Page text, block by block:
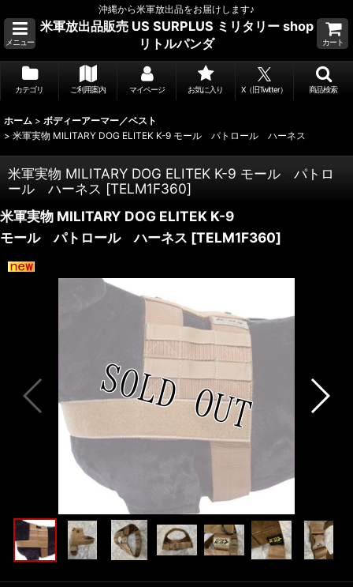
沖縄から米軍放出品をお届けします♪
メニュー
米軍放出品販売 US SURPLUS ミリタリー shop
リトルパンダ
カート
カテゴリ ご利用案内 マイページ お気に入り X（旧Twitter） 商品検索
ホーム > ボディーアーマー／ベスト
> 米軍実物 MILITARY DOG ELITEK K-9 モール パトロール ハーネス
米軍実物 MILITARY DOG ELITEK K-9 モール パトロ
ール ハーネス [TELM1F360]
米軍実物 MILITARY DOG ELITEK K-9
モール パトロール ハーネス [TELM1F360]